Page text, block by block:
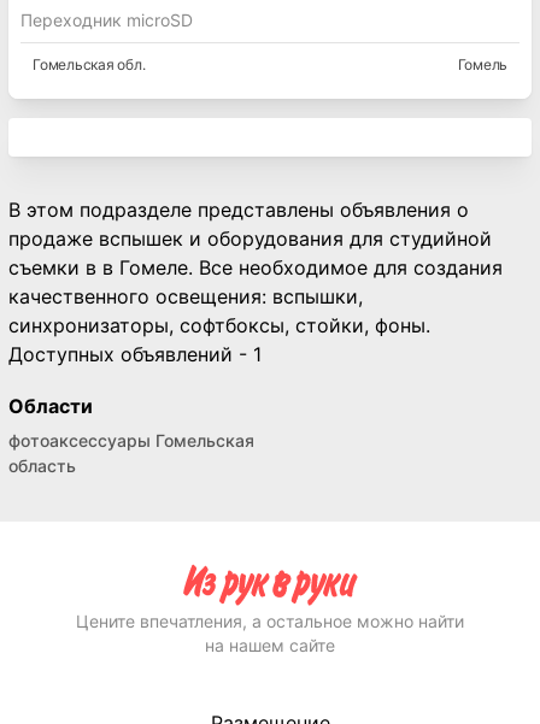
Переходник microSD
Гомельская обл. Гомель
В этом подразделе представлены объявления о
продаже вспышек и оборудования для студийной
съемки в в Гомеле. Все необходимое для создания
качественного освещения: вспышки,
синхронизаторы, софтбоксы, стойки, фоны.
Доступных объявлений - 1
Области
фотоаксессуары Гомельская
область
Цените впечатления, а остальное можно найти
на нашем сайте